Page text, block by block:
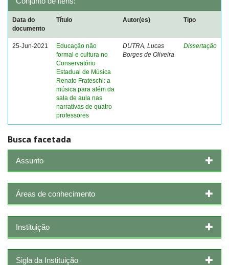
Data do
documento
Título Autor(es) Tipo
25-Jun-2021
Educação não
formal e cultura no
Conservatório
Estadual de Música
Renato Frateschi: a
música para além da
sala de aula nas
narrativas de quatro
professores
DUTRA, Lucas
Borges de Oliveira
Dissertação
Busca facetada
Assunto
Áreas de conhecimento
Instituição
Sigla da Instituição